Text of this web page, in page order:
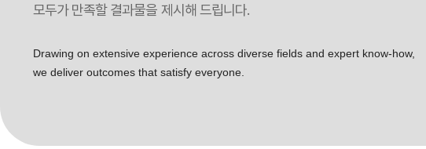
모두가 만족할 결과물을 제시해 드립니다.
Drawing on extensive experience across diverse fields and expert know-how,
we deliver outcomes that satisfy everyone.